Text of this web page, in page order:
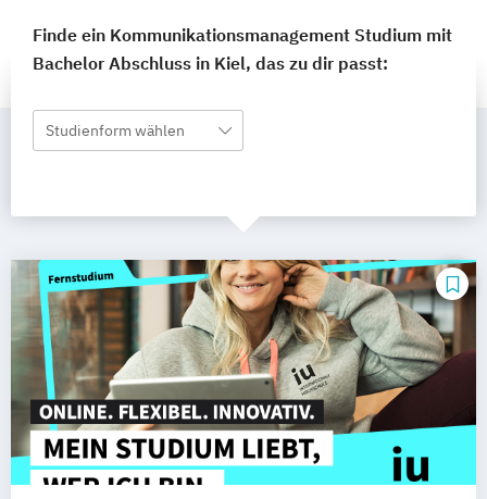
Finde ein Kommunikationsmanagement Studium mit
Bachelor Abschluss in Kiel, das zu dir passt:
Studienform wählen